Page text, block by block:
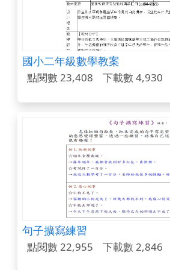
國小二年級數學教案
點閱數 23,408 下載數 4,930
句子擴寫練習
點閱數 22,955 下載數 2,846